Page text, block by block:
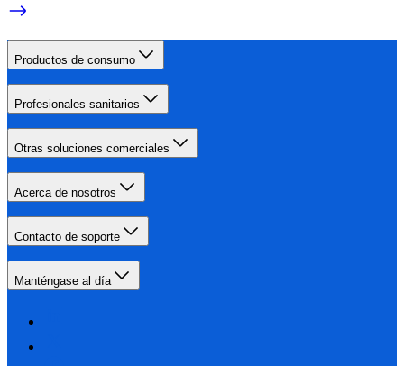
Productos de consumo
Profesionales sanitarios
Otras soluciones comerciales
Acerca de nosotros
Contacto de soporte
Manténgase al día